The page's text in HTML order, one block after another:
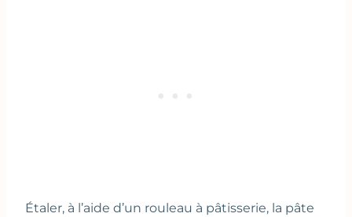
Étaler, à l’aide d’un rouleau à pâtisserie, la pâte